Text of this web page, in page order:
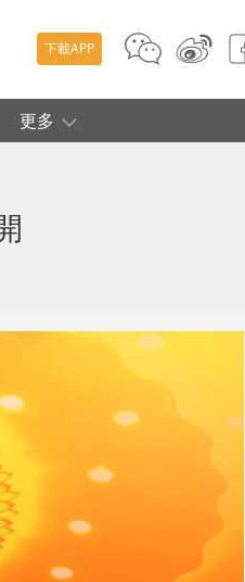
下載APP
更多